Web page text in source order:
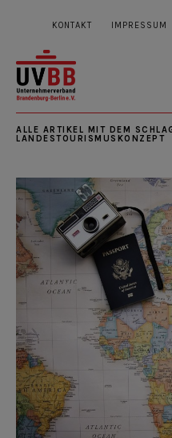
KONTAKT IMPRESSUM
ALLE ARTIKEL MIT DEM
LANDESTOURISMUSKONZEPT